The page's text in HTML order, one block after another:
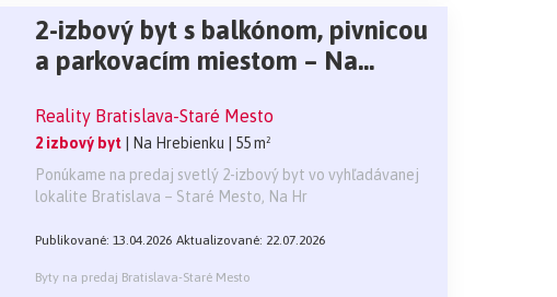
2-izbový byt s balkónom, pivnicou
a parkovacím miestom – Na
Reality Bratislava-Staré Mesto
2 izbový byt | Na Hrebienku
| 55 m²
Ponúkame na predaj svetlý 2-izbový byt vo vyhľadávanej
lokalite Bratislava – Staré Mesto, Na Hr
Publikované: 13.04.2026 Aktualizované: 22.07.2026
Byty na predaj Bratislava-Staré Mesto